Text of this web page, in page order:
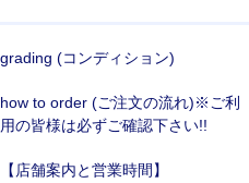
grading (コンディション)
how to order (ご注文の流れ)※ご利
用の皆様は必ずご確認下さい!!
【店舗案内と営業時間】